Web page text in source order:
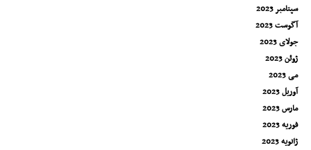
سپتامبر 2023
آگوست 2023
جولای 2023
ژوئن 2023
می 2023
آوریل 2023
مارس 2023
فوریه 2023
ژانویه 2023